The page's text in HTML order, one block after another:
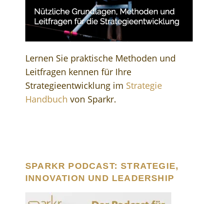
Lernen Sie praktische Methoden und
Leitfragen kennen für Ihre
Strategieentwicklung im Strategie
Handbuch von Sparkr.
SPARKR PODCAST: STRATEGIE,
INNOVATION UND LEADERSHIP